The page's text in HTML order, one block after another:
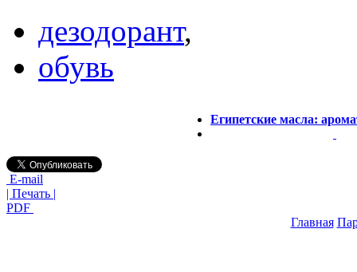
дезодорант,
обувь
Египетские масла:
E-mail
| Печать |
PDF
Главная